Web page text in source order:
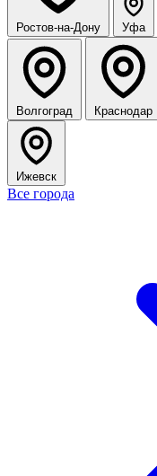
Ростов-на-Дону Уфа
Волгоград Краснодар
Ижевск
Все города